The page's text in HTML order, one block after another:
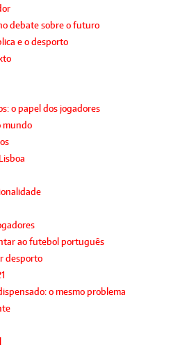
debate sobre o futuro
e o desporto
o papel dos jogadores
mundo
ao futebol português
desporto
o mesmo problema